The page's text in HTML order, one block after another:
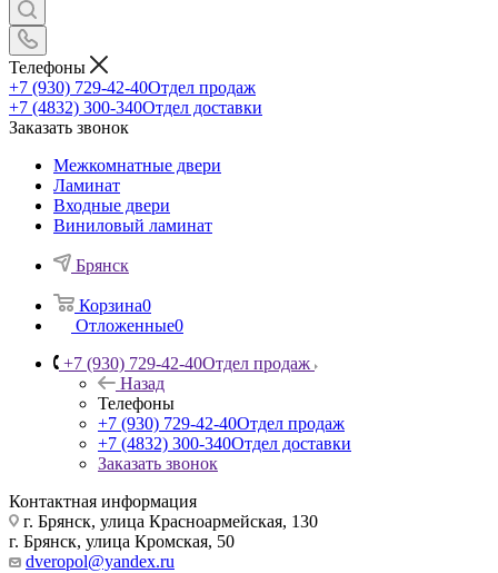
Телефоны
+7 (930) 729-42-40Отдел продаж
+7 (4832) 300-340Отдел доставки
Заказать звонок
Межкомнатные двери
Ламинат
Входные двери
Виниловый ламинат
Брянск
Корзина0
Отложенные0
+7 (930) 729-42-40Отдел продаж
Назад
Телефоны
+7 (930) 729-42-40Отдел продаж
+7 (4832) 300-340Отдел доставки
Заказать звонок
Контактная информация
г. Брянск, улица Красноармейская, 130
г. Брянск, улица Кромская, 50
dveropol@yandex.ru